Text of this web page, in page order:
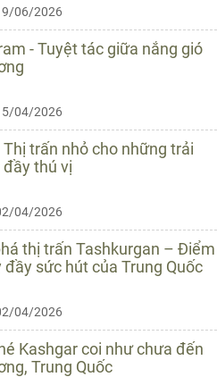
06/2026
- Tuyệt tác giữa nắng gió
04/2026
Thị trấn nhỏ cho những trải
thú vị
04/2026
thị trấn Tashkurgan – Điểm
đầy sức hút của Trung Quốc
04/2026
Kashgar coi như chưa đến
Trung Quốc